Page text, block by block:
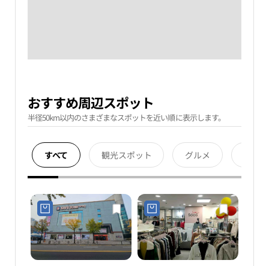
おすすめ周辺スポット
半径50km以内のさまざまなスポットを近い順に表示します。
すべて 観光スポット グルメ